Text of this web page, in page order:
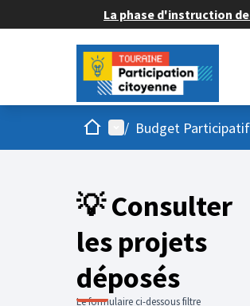
La phase d'instruction
AccueilMenu principal
/ Budget Participatif
💡 Consulter
les projets
déposés
Le formulaire ci-dessous filtre